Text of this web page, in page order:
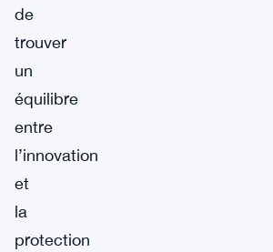
de
trouver
un
équilibre
entre
l’innovation
et
la
protection